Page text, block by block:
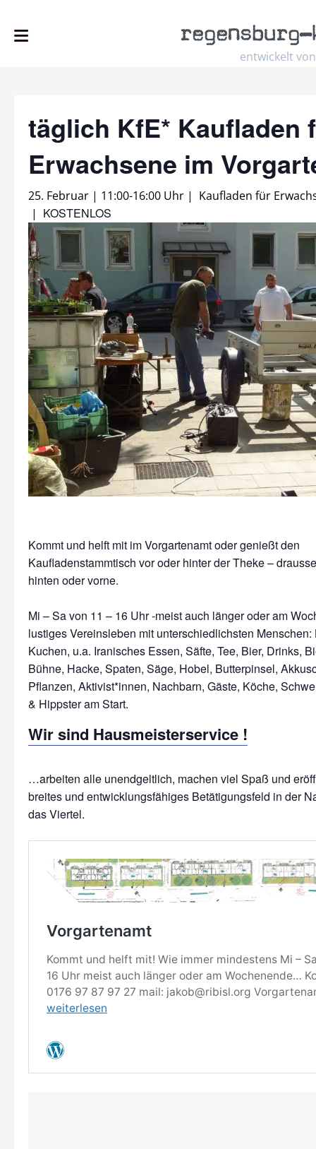
entwickelt von
regensburg–
täglich KfE* Kaufladen
Erwachsene im
25. Februar | 11:00-16:00 Uhr | Kaufladen für
| KOSTENLOS
Kommt und helft mit im Vorgartenamt oder genießt den
Kaufladenstammtisch vor oder hinter der Theke –
hinten oder vorne.
Mi – Sa von 11 – 16 Uhr -meist auch länger oder am
lustiges Vereinsleben mit unterschiedlichsten Menschen:
Kuchen, u.a. Iranisches Essen, Säfte, Tee, Bier, Drinks,
Bühne, Hacke, Spaten, Säge, Hobel, Butterpinsel,
Pflanzen, Aktivist*innen, Nachbarn, Gäste, Köche,
Wir sind Hausmeisterservice !
…arbeiten alle unendgeltlich, machen viel Spaß und
breites und entwicklungsfähiges Betätigungsfeld in der
das Viertel.